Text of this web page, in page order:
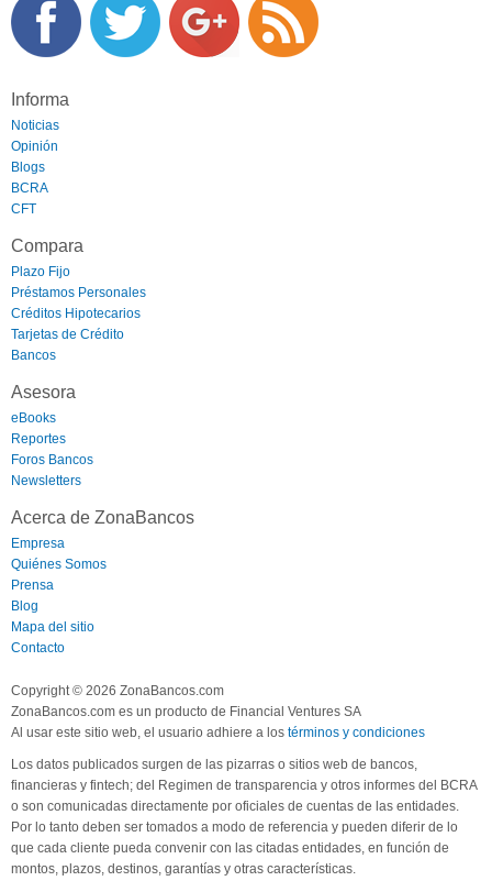
Informa
Noticias
Opinión
Blogs
BCRA
CFT
Compara
Plazo Fijo
Préstamos Personales
Créditos Hipotecarios
Tarjetas de Crédito
Bancos
Asesora
eBooks
Reportes
Foros Bancos
Newsletters
Acerca de ZonaBancos
Empresa
Quiénes Somos
Prensa
Blog
Mapa del sitio
Contacto
Copyright © 2026 ZonaBancos.com
ZonaBancos.com es un producto de Financial Ventures SA
Al usar este sitio web, el usuario adhiere a los términos y condiciones
Los datos publicados surgen de las pizarras o sitios web de bancos,
financieras y fintech; del Regimen de transparencia y otros informes del BCRA
o son comunicadas directamente por oficiales de cuentas de las entidades.
Por lo tanto deben ser tomados a modo de referencia y pueden diferir de lo
que cada cliente pueda convenir con las citadas entidades, en función de
montos, plazos, destinos, garantías y otras características.